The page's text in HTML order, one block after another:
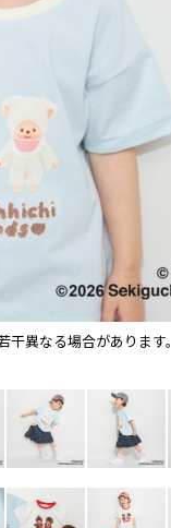
異なる場合があります。